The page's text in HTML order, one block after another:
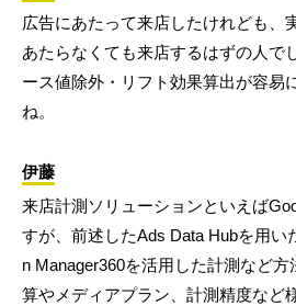
広告にあたって来店したけれども、
あたらなくても来店するはずの人で
ース値除外・リフト効果算出が容易
ね。
伊藤
来店計測ソリューションといえば
すが、前述したAds Data Hubを用い
n Manager360を活用した計測など
算やメディアプラン、計測精度など